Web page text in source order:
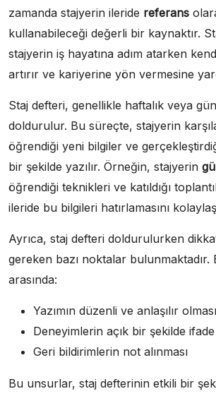
zamanda stajyerin ileride referans
kullanabileceği değerli bir kaynaktır.
stajyerin iş hayatına adım atarken
artırır ve kariyerine yön vermesine
Staj defteri, genellikle haftalık veya
doldurulur. Bu süreçte, stajyerin
öğrendiği yeni bilgiler ve
bir şekilde yazılır. Örneğin, stajyerin
öğrendiği teknikleri ve katıldığı
ileride bu bilgileri hatırlamasını
Ayrıca, staj defteri doldurulurken
gereken bazı noktalar bulunmaktadır.
arasında:
Yazımın düzenli ve anlaşılır olması
Deneyimlerin açık bir şekilde
Geri bildirimlerin not alınması
Bu unsurlar, staj defterinin etkili bir